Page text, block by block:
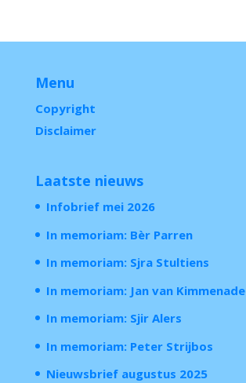
Menu
Copyright
Disclaimer
Laatste nieuws
Infobrief mei 2026
In memoriam: Bèr Parren
In memoriam: Sjra Stultiens
In memoriam: Jan van Kimmenade
In memoriam: Sjir Alers
In memoriam: Peter Strijbos
Nieuwsbrief augustus 2025